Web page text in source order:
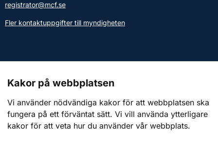
registrator@mcf.se
Fler kontaktuppgifter till myndigheten
Webbplatsen
Om webbplatsen
Kakor på webbplatsen
Vi använder nödvändiga kakor för att webbplatsen ska
fungera på ett förväntat sätt. Vi vill använda ytterligare
kakor för att veta hur du använder vår webbplats.